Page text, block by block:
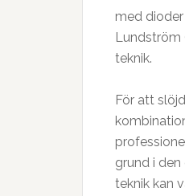
med
Lundström
teknik.
För att
grund i
teknik kan